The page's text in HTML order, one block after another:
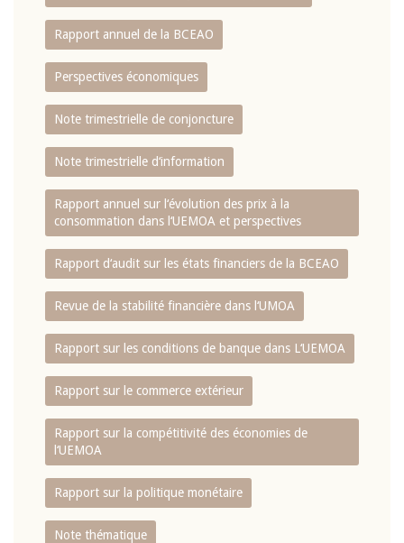
Rapport annuel de la BCEAO
Perspectives économiques
Note trimestrielle de conjoncture
Note trimestrielle d‘information
Rapport annuel sur l‘évolution des prix à la
consommation dans l‘UEMOA et perspectives
Rapport d‘audit sur les états financiers de la BCEAO
Revue de la stabilité financière dans l‘UMOA
Rapport sur les conditions de banque dans L‘UEMOA
Rapport sur le commerce extérieur
Rapport sur la compétitivité des économies de
l‘UEMOA
Rapport sur la politique monétaire
Note thématique